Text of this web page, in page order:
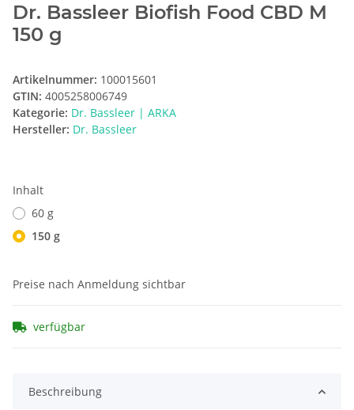
Dr. Bassleer Biofish Food CBD M
150 g
Artikelnummer: 100015601
GTIN: 4005258006749
Kategorie: Dr. Bassleer | ARKA
Hersteller: Dr. Bassleer
Inhalt
60 g
150 g
Preise nach Anmeldung sichtbar
verfügbar
Beschreibung